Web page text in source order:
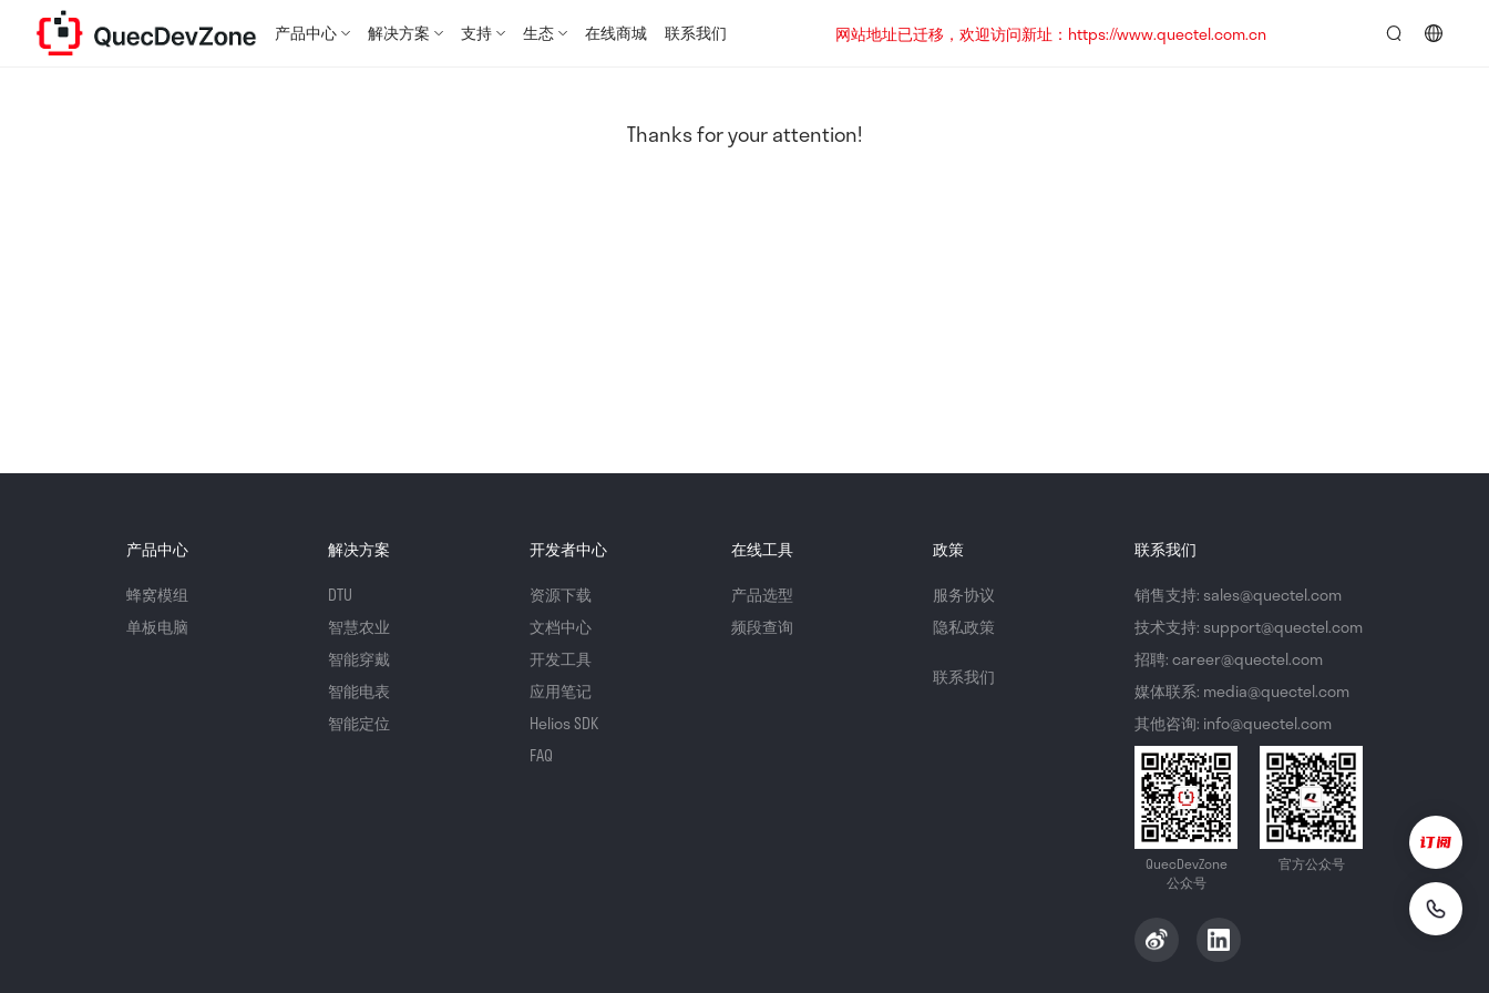
产品中心 解决方案 支持 生态 在线商城 联系我们
网站地址已迁移，欢迎访问新址：https://www.quectel.com.cn
Thanks for your attention!
产品中心
蜂窝模组
单板电脑
解决方案
DTU
智慧农业
智能穿戴
智能电表
智能定位
开发者中心
资源下载
文档中心
开发工具
应用笔记
Helios SDK
FAQ
在线工具
产品选型
频段查询
政策
服务协议
隐私政策
联系我们
联系我们
销售支持: sales@quectel.com
技术支持: support@quectel.com
招聘: career@quectel.com
媒体联系: media@quectel.com
其他咨询: info@quectel.com
QuecDevZone
公众号
官方公众号